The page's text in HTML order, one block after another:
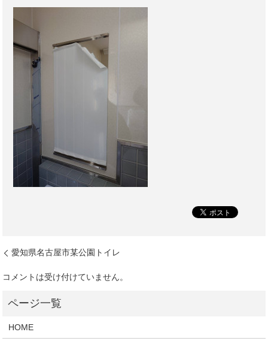
愛知県名古屋市某公園トイレ
コメントは受け付けていません。
HOME